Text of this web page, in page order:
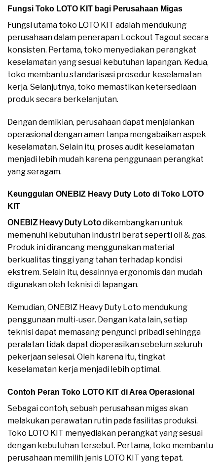
Fungsi Toko LOTO KIT bagi Perusahaan Migas
Fungsi utama toko LOTO KIT adalah mendukung
perusahaan dalam penerapan Lockout Tagout secara
konsisten. Pertama, toko menyediakan perangkat
keselamatan yang sesuai kebutuhan lapangan. Kedua,
toko membantu standarisasi prosedur keselamatan
kerja. Selanjutnya, toko memastikan ketersediaan
produk secara berkelanjutan.
Dengan demikian, perusahaan dapat menjalankan
operasional dengan aman tanpa mengabaikan aspek
keselamatan. Selain itu, proses audit keselamatan
menjadi lebih mudah karena penggunaan perangkat
yang seragam.
Keunggulan ONEBIZ Heavy Duty Loto di Toko LOTO
KIT
ONEBIZ Heavy Duty Lotodikembangkan untuk
memenuhi kebutuhan industri berat seperti oil & gas.
Produk ini dirancang menggunakan material
berkualitas tinggi yang tahan terhadap kondisi
ekstrem. Selain itu, desainnya ergonomis dan mudah
digunakan oleh teknisi di lapangan.
Kemudian, ONEBIZ Heavy Duty Loto mendukung
penggunaan multi-user. Dengan kata lain, setiap
teknisi dapat memasang pengunci pribadi sehingga
peralatan tidak dapat dioperasikan sebelum seluruh
pekerjaan selesai. Oleh karena itu, tingkat
keselamatan kerja menjadi lebih optimal.
Contoh Peran Toko LOTO KIT di Area Operasional
Sebagai contoh, sebuah perusahaan migas akan
melakukan perawatan rutin pada fasilitas produksi.
Toko LOTO KIT menyediakan perangkat yang sesuai
dengan kebutuhan tersebut. Pertama, toko membantu
perusahaan memilih jenis LOTO KIT yang tepat.